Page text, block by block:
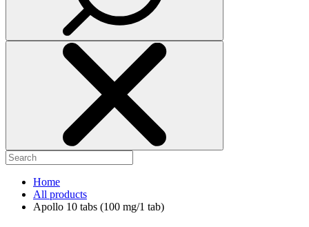
Home
All products
Apollo 10 tabs (100 mg/1 tab)